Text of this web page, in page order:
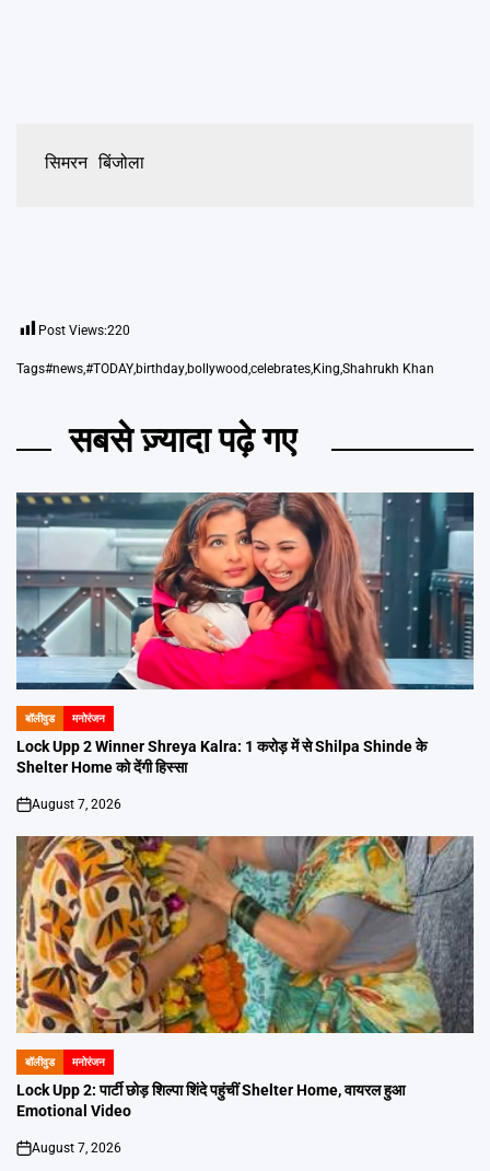
सिमरन बिंजोला
Post Views:220
Tags#news,#TODAY,birthday,bollywood,celebrates,King,Shahrukh Khan
सबसे ज़्यादा पढ़े गए
POSTED
IN
बॉलीवुड मनोरंजन
Lock Upp 2 Winner Shreya Kalra: 1 करोड़ में से Shilpa Shinde के
Shelter Home को देंगी हिस्सा
on
August 7, 2026
POSTED
IN
बॉलीवुड मनोरंजन
Lock Upp 2: पार्टी छोड़ शिल्पा शिंदे पहुंचीं Shelter Home, वायरल हुआ
Emotional Video
on
August 7, 2026